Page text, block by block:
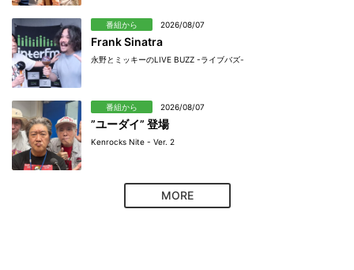
番組から 2026/08/07
Frank Sinatra
永野とミッキーのLIVE BUZZ -ライブバズ-
番組から 2026/08/07
”ユーダイ” 登場
Kenrocks Nite - Ver. 2
MORE